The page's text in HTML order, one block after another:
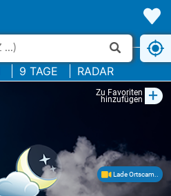
9 TAGE RADAR
Zu Favoriten
hinzufügen +
Lade Ortscam..